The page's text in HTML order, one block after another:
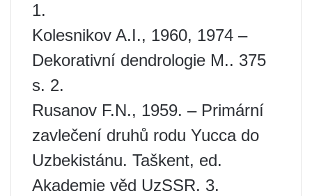
1.
Kolesnikov A.I., 1960, 1974 –
Dekorativní dendrologie M.. 375
s. 2.
Rusanov F.N., 1959. – Primární
zavlečení druhů rodu Yucca do
Uzbekistánu. Taškent, ed.
Akademie věd UzSSR. 3.